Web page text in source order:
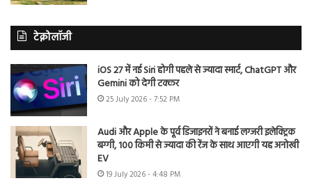
टेक्नोलॉजी
iOS 27 में नई Siri होगी पहले से ज्यादा स्मार्ट, ChatGPT और
Gemini को देगी टक्कर
25 July 2026 - 7:52 PM
Audi और Apple के पूर्व डिजाइनरों ने बनाई लग्जरी इलेक्ट्रिक
बग्गी, 100 किमी से ज्यादा की रेंज के साथ आएगी यह अनोखी
EV
19 July 2026 - 4:48 PM